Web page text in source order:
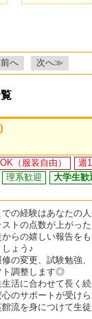
へ 次へ≫
（服装自由） 週
理系歓迎 大学生歓
での経験はあなたの
ストの点数が上がっ
からの嬉しい報告を
しょう♪
の変更、試験勉強
ト調整します◎
活に合わせて長く続
のサポートが受け
流を身につけて生